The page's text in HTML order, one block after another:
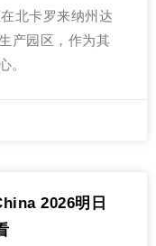
北卡罗来纳州达
产园区，作为其
2026明日